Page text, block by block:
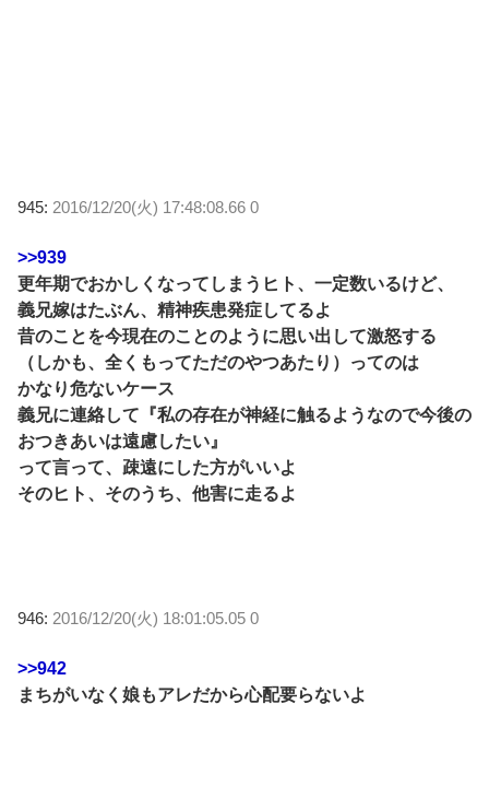
945: 2016/12/20(火) 17:48:08.66 0
>>939
更年期でおかしくなってしまうヒト、一定数いるけど、
義兄嫁はたぶん、精神疾患発症してるよ
昔のことを今現在のことのように思い出して激怒する
（しかも、全くもってただのやつあたり）ってのは
かなり危ないケース
義兄に連絡して『私の存在が神経に触るようなので今後の
おつきあいは遠慮したい』
って言って、疎遠にした方がいいよ
そのヒト、そのうち、他害に走るよ
946: 2016/12/20(火) 18:01:05.05 0
>>942
まちがいなく娘もアレだから心配要らないよ